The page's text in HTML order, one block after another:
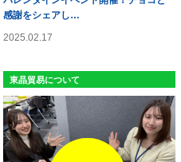
感謝をシェアし…
2025.02.17
東晶貿易について